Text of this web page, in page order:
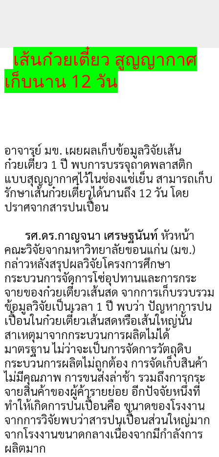
เส้นก๋วยเตี๋ยว สูญญากาศ
เก็บนาน 12 วัน
อาจารย์ มข. เผยผลเก็บข้อมูลวิจัยเส้น
ก๋วยเตี๋ยว 1 ปี พบการบรรจุถาดพลาสติก
แบบสุญญากาศไว้ในช่องแช่เย็น สามารถเก็บ
รักษาเส้นก๋วยเตี๋ยวได้นานถึง 12 วัน โดย
ปราศจากสารปนเปื้อน
รศ.ดร.กาญจนา เศรษฐนันท์ หัวหน้า
คณะวิจัยจากมหาวิทยาลัยขอนแก่น (มข.)
กล่าวหลังสรุปผลวิจัยโครงการศึกษา
กระบวนการจัดการโซ่อุปทานและการกระ
จายของก๋วยเตี๋ยวเส้นสด จากการเก็บรวบรวม
ข้อมูลวิจัยเป็นเวลา 1 ปี พบว่า ปัญหาการปน
เปื้อนในก๋วยเตี๋ยวเส้นสดหรือเส้นใหญ่นั้น
สาเหตุมาจากกระบวนการผลิตไม่ได้
มาตรฐาน ไม่ว่าจะเป็นการจัดการวัตถุดิบ
กระบวนการผลิตไม่ถูกต้อง การจัดเก็บสินค้า
ไม่มีคุณภาพ การขนส่งล่าช้า รวมถึงการกระ
จายสินค้าของผู้ค้ารายย่อย อีกปัจจัยหนึ่งที่
ทำให้เกิดการปนเปื้อนคือ ขนาดของโรงงาน
จากการวิจัยพบว่าสารปนเปื้อนส่วนใหญ่มาก
จากโรงงานขนาดกลางเนื่องจากมีกำลังการ
ผลิตมาก